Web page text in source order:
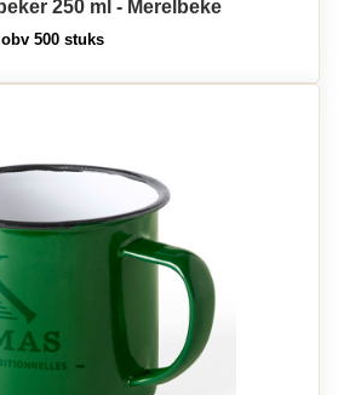
250 ml - Merelbeke
500 stuks